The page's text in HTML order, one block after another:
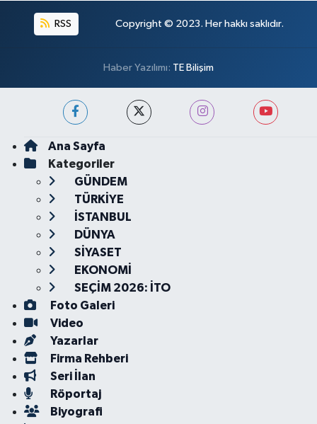
RSS Copyright © 2023. Her hakkı saklıdır.
Haber Yazılımı: TE Bilişim
Ana Sayfa
Kategoriler
GÜNDEM
TÜRKİYE
İSTANBUL
DÜNYA
SİYASET
EKONOMİ
SEÇİM 2026: İTO
Foto Galeri
Video
Yazarlar
Firma Rehberi
Seri İlan
Röportaj
Biyografi